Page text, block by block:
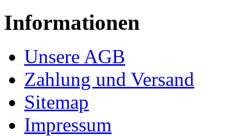
Informationen
Unsere AGB
Zahlung und Versand
Sitemap
Impressum